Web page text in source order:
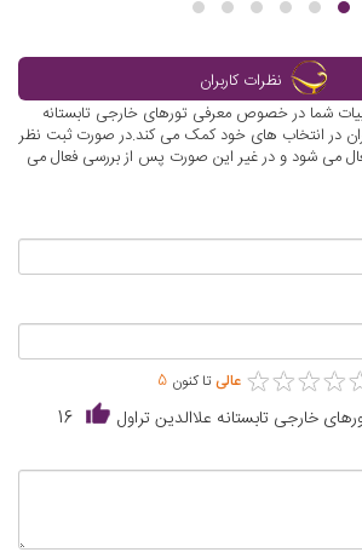
نظرات کاربران
شما در خصوص معرفی تورهای خارجی تابستانه
در انتخاب های خود کمک می کند.در صورت ثبت نظر
می شود و در غیر این صورت پس از بررسی فعال می
★★★★
★★★★ عالی تا کنون 5
خارجی تابستانه علاالدین تراول 16